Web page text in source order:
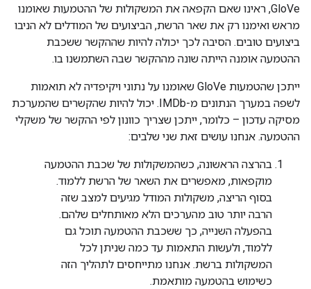
GloVe, ראינו שאם הקפאה את המשקולות של ההטמעות שאומנו
מראש ואימנו רק את שאר הרשת, הביצועים של המודלים לא הניבו
ביצועים טובים. הסיבה לכך יכולה להיות שההקשר ששכבת
ההטמעה אומנה הייתה שונה מההקשר שבה השתמשנו בו.
ייתכן שהטמעות GloVe שאומנו על נתוני ויקיפדיה לא תואמות
לשפה במערך הנתונים מ-IMDb. יכול להיות שהקשרים שהמערכת
מסיקה עדכון – כלומר, ייתכן שצריך כוונון לפי ההקשר של משקלי
ההטמעה. אנחנו עושים זאת שני שלבים:
בהרצה הראשונה, כשהמשקולות של שכבת ההטמעה
מוקפאות, מאפשרים את השאר של הרשת ללמוד.
בסוף הריצה, משקולות המודל מגיעים למצב שזה
הרבה יותר טוב מהערכים הלא מאותחלים שלהם.
בהפעלה השנייה, כך ששכבת ההטמעה תוכל גם
ללמוד, ולעשות התאמות עד כמה שניתן לכל
המשקולות ברשת. אנחנו מתייחסים לתהליך הזה
כשימוש בהטמעה מותאמת.